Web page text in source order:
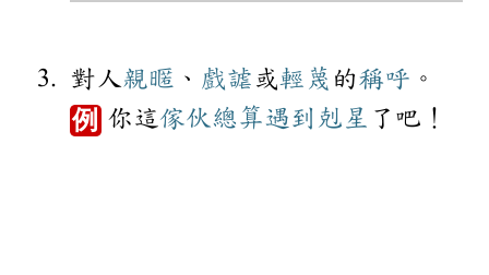
對人親暱 、 戲謔 或輕蔑 的稱呼 。
例 你這傢伙總算遇到 剋星 了吧！